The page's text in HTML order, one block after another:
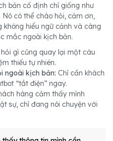
bản cố định chỉ giống như
có thể chào hỏi, cảm ơn,
hiểu ngữ cảnh và càng
mắc ngoài kịch bản.
hỏi gì cũng quay lại một câu
thiếu tự nhiên.
ngoài kịch bản: Chỉ cần khách
“tắt điện” ngay.
hàng cảm thấy mình
sự, chỉ đang nói chuyện với